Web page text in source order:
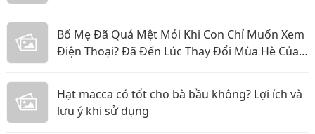
Bố Mẹ Đã Quá Mệt Mỏi Khi Con Chỉ Muốn Xem
Điện Thoại? Đã Đến Lúc Thay Đổi Mùa Hè Của
Hạt macca có tốt cho bà bầu không? Lợi ích và
lưu ý khi sử dụng